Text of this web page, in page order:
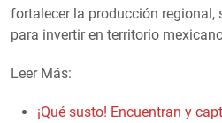
fortalecer la producción regional,
para invertir en territorio
Leer Más:
¡Qué susto! Encuentran y